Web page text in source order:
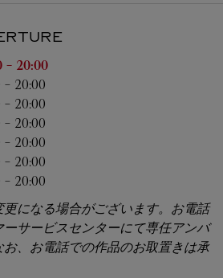
d'ouverture
- 20:00
- 20:00
- 20:00
- 20:00
- 20:00
- 20:00
- 20:00
になる場合がございます。お電話
サービスセンターにて専任アンバ
、お電話での作品のお取置きは承